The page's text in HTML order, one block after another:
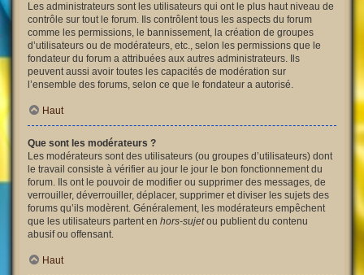
Les administrateurs sont les utilisateurs qui ont le plus haut niveau de
contrôle sur tout le forum. Ils contrôlent tous les aspects du forum
comme les permissions, le bannissement, la création de groupes
d’utilisateurs ou de modérateurs, etc., selon les permissions que le
fondateur du forum a attribuées aux autres administrateurs. Ils
peuvent aussi avoir toutes les capacités de modération sur
l’ensemble des forums, selon ce que le fondateur a autorisé.
Haut
Que sont les modérateurs ?
Les modérateurs sont des utilisateurs (ou groupes d’utilisateurs) dont
le travail consiste à vérifier au jour le jour le bon fonctionnement du
forum. Ils ont le pouvoir de modifier ou supprimer des messages, de
verrouiller, déverrouiller, déplacer, supprimer et diviser les sujets des
forums qu’ils modèrent. Généralement, les modérateurs empêchent
que les utilisateurs partent en hors-sujetou publient du contenu
abusif ou offensant.
Haut